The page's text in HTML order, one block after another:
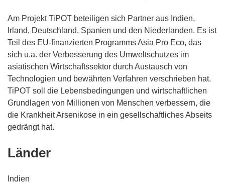
Am Projekt TiPOT beteiligen sich Partner aus Indien,
Irland, Deutschland, Spanien und den Niederlanden. Es ist
Teil des EU-finanzierten Programms Asia Pro Eco, das
sich u.a. der Verbesserung des Umweltschutzes im
asiatischen Wirtschaftssektor durch Austausch von
Technologien und bewährten Verfahren verschrieben hat.
TiPOT soll die Lebensbedingungen und wirtschaftlichen
Grundlagen von Millionen von Menschen verbessern, die
die Krankheit Arsenikose in ein gesellschaftliches Abseits
gedrängt hat.
Länder
Indien